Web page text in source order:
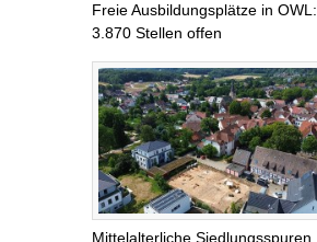
Freie Ausbildungsplätze in OWL:
3.870 Stellen offen
Mittelalterliche Siedlungsspuren